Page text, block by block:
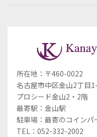
所在地：〒460-0022
名古屋市中区金山2丁目
プロシード金山2・2階
最寄駅：金山駅
駐車場：最寄のコイン
TEL：052-332-2002